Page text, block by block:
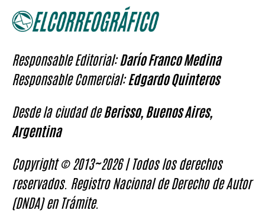
Responsable Editorial:Darío Franco Medina
Responsable Comercial:Edgardo Quinteros
Desde la ciudad deBerisso, Buenos Aires,
Argentina
Copyright © 2013~2026 | Todos los derechos
reservados. Registro Nacional de Derecho de Autor
(DNDA) en Trámite.